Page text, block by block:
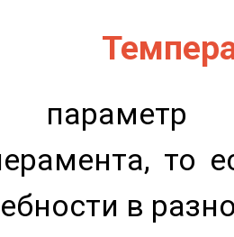
параметр
то
в